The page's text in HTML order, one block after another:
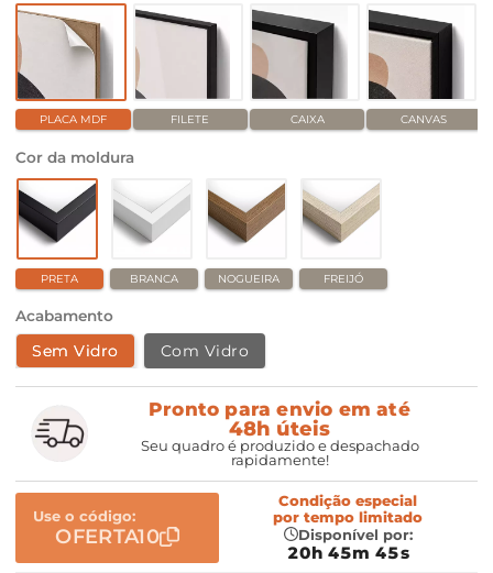
PLACA MDF FILETE CAIXA CANVAS
Cor da moldura
PRETA BRANCA NOGUEIRA FREIJÓ
Acabamento
Sem Vidro Com Vidro
Pronto para envio em até
48h úteis
Seu quadro é produzido e despachado
rapidamente!
Use o código:
OFERTA10
Condição especial
por tempo limitado
Disponível por:
20h 45m 44s